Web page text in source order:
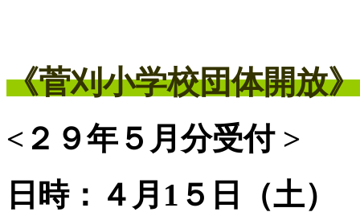
《菅刈小学校団体開放》
<２９年５月分受付 >
日時：４月1５日（土）